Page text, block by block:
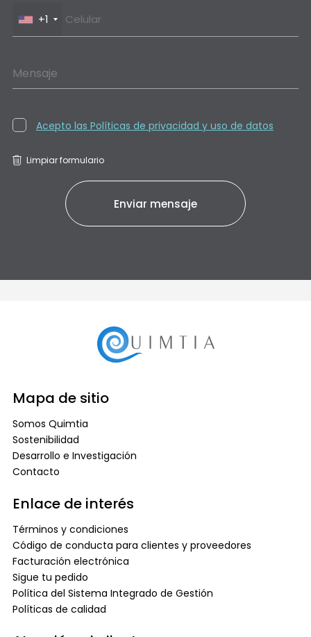
+1
Mensaje
Acepto las Políticas de privacidad y uso de datos
Limpiar formulario
Mapa de sitio
Somos Quimtia
Sostenibilidad
Desarrollo e Investigación
Contacto
Enlace de interés
Términos y condiciones
Código de conducta para clientes y proveedores
Facturación electrónica
Sigue tu pedido
Política del Sistema Integrado de Gestión
Políticas de calidad